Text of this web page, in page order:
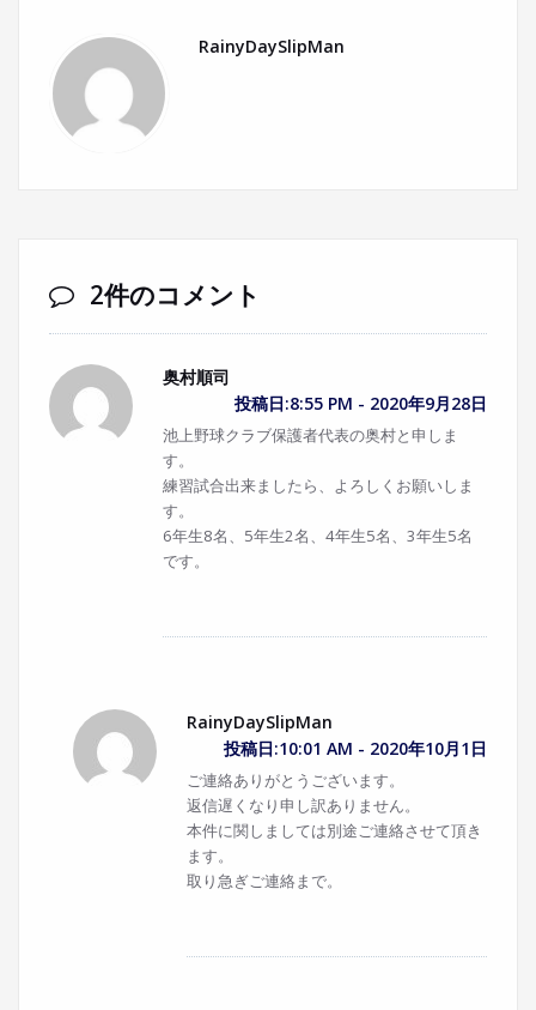
RainyDaySlipMan
2件のコメント
奥村順司
投稿日:8:55 PM - 2020年9月28日
池上野球クラブ保護者代表の奥村と申しま
す。
練習試合出来ましたら、よろしくお願いしま
す。
6年生8名、5年生2名、4年生5名、3年生5名
です。
RainyDaySlipMan
投稿日:10:01 AM - 2020年10月1日
ご連絡ありがとうございます。
返信遅くなり申し訳ありません。
本件に関しましては別途ご連絡させて頂き
ます。
取り急ぎご連絡まで。